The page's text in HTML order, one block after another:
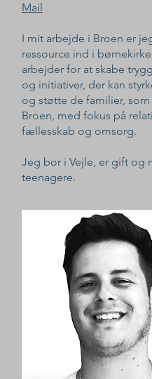
Mail
I mit arbejde i Broen er
ressource ind i
arbejder for at skabe
og initiativer, der kan
og støtte de familier,
Broen, med fokus på
fællesskab og omsorg.
Jeg bor i Vejle, er gift og
teenagere.